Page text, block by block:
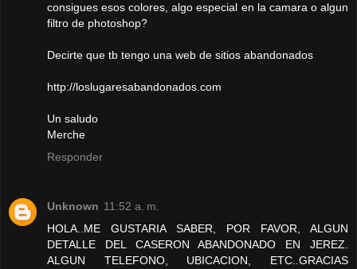
consigues esos colores, algo especial en la camara o algun
filtro de photoshop?
Decirte que tb tengo una web de sitios abandonados
http://loslugaresabandonados.com
Un saludo
Merche
Responder
Unknown 11:52 a. m.
HOLA..ME GUSTARIA SABER, POR FAVOR, ALGUN
DETALLE DEL CASERON ABANDONADO EN JEREZ.
ALGUN TELEFONO, UBICACION, ETC..GRACIAS